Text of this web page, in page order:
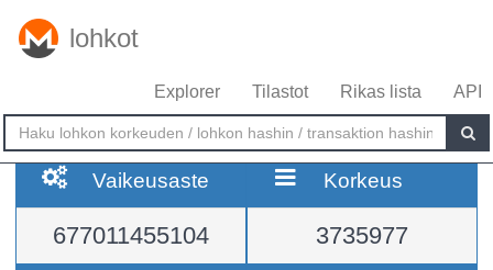
lohkot
Explorer Tilastot Rikas lista API
Vaikeusaste
677011455104
Korkeus
3735977